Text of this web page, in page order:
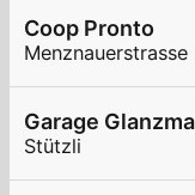
Coop Pronto
Menznauerstrasse
Garage
Stützli